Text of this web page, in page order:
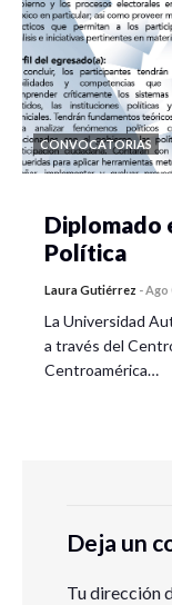
CONVOCATORIAS
Diplomado
Política
Laura Gutiérrez -Ago
La Universidad
a través del
Centroamérica…
Deja un
Tu dirección